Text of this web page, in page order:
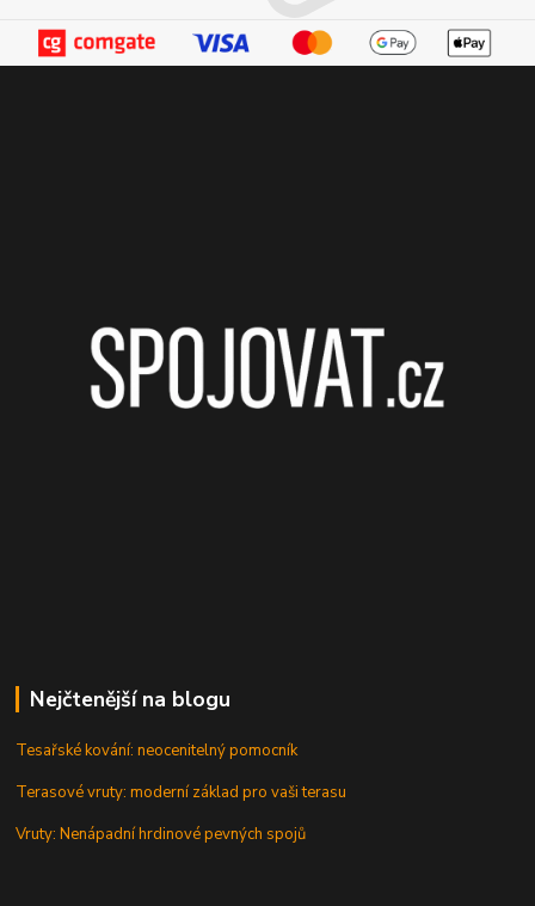
Nejčtenější na blogu
Tesařské kování: neocenitelný pomocník
Terasové vruty: moderní základ pro vaši terasu
Vruty: Nenápadní hrdinové pevných spojů